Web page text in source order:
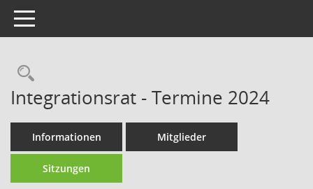
Toggle navigation
Rechercheauswahl
Integrationsrat - Termine 2024
Informationen Mitglieder
Sitzungen